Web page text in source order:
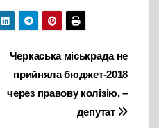
Черкаська міськрада не
прийняла бюджет-2018
через правову колізію, –
депутат